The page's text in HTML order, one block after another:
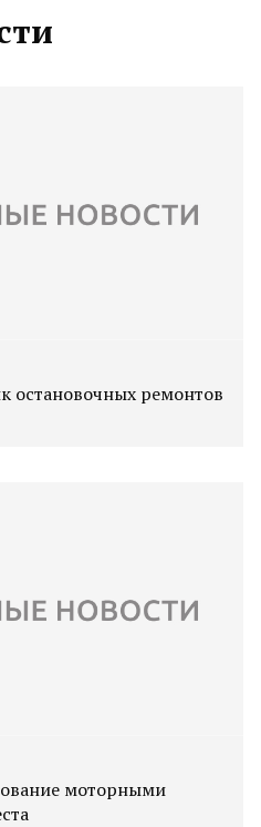
остановочных ремонтов
моторными